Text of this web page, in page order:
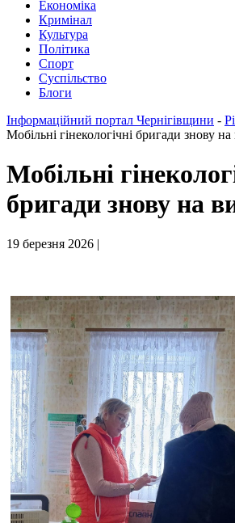
Економіка
Кримінал
Культура
Політика
Спорт
Суспільство
Блоги
Інформаційний портал Чернігівщини -
Мобільні гінекологічні бригади знову на
Мобільні
бригади знову на
19 березня 2026 |